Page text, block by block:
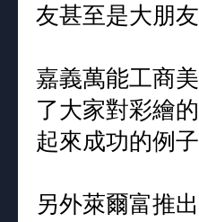
友甚至是大朋
嘉義萬能工商
了大家對彩繪
起來成功的例子
另外萊爾富推